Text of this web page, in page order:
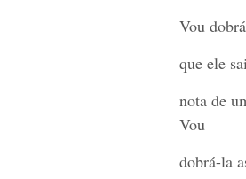
Vou
que ele
nota de
Vou
dobrá-la